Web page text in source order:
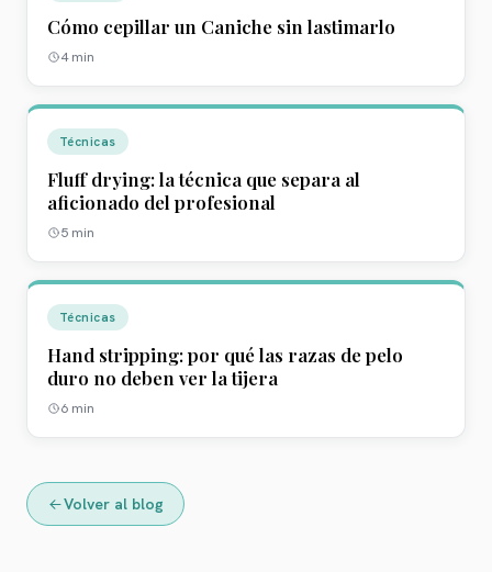
Cómo cepillar un Caniche sin lastimarlo
4min
Técnicas
Fluff drying: la técnica que separa al
aficionado del profesional
5 min
Técnicas
Hand stripping: por qué las razas de pelo
duro no deben ver la tijera
6 min
Volver al blog